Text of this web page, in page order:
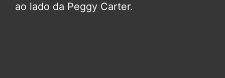
ao lado da Peggy Carter.